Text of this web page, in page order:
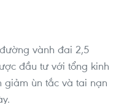
vành đai 2,5
đầu tư với tổng kinh
giảm ùn tắc và tai nạn